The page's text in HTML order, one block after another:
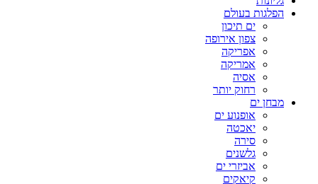
הפלגות בעולם
ים תיכון
צפון אירופה
אפריקה
אמריקה
אסיה
רחוק יותר
מבחן ים
אופנוע ים
יאכטה
סירה
גלשנים
אביזרי ים
קיאקים